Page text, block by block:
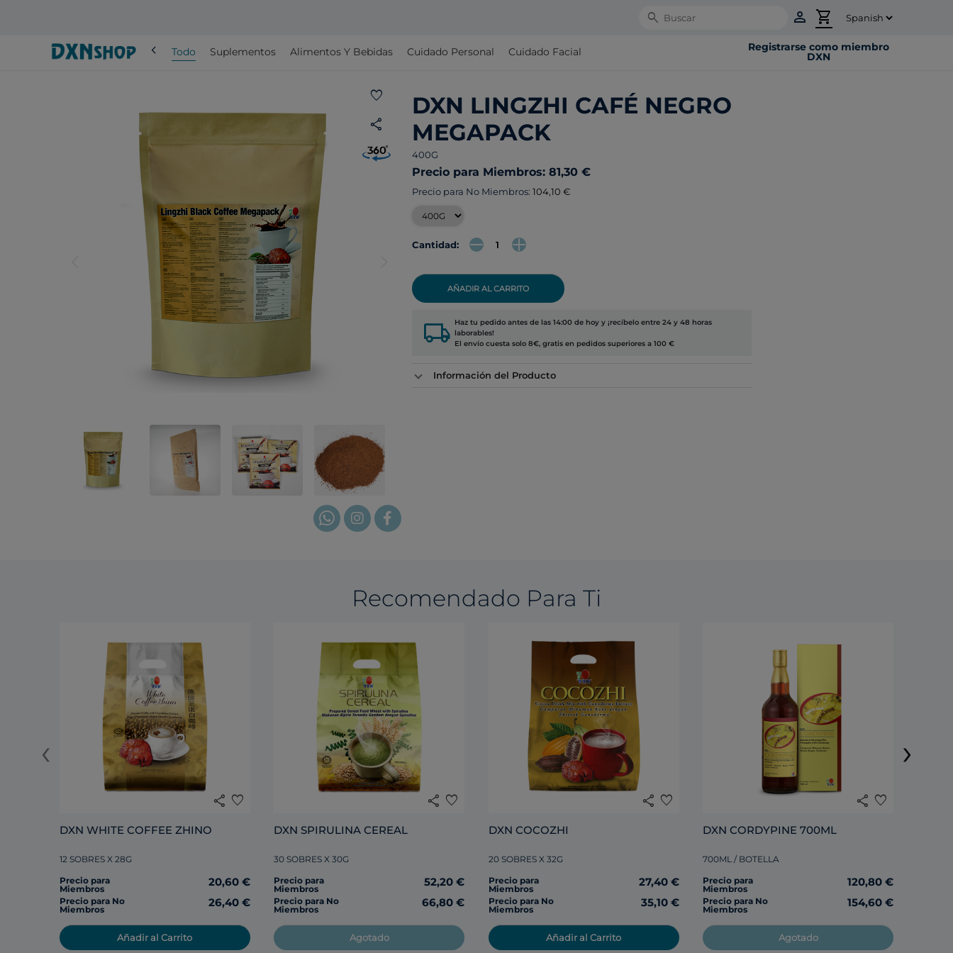
Search person shopping_cart
chevron_left Todo Suplementos Alimentos Y Bebidas Cuidado Personal Cuidado Facial Registrarse como miembro
DXN
favorite
share
DXN LINGZHI CAFÉ NEGRO
MEGAPACK
400G
Precio para Miembros: 81,30 €
Precio para No Miembros: 104,10 €
Cantidad:
AÑADIR AL CARRITO
local_shipping Haz tu pedido antes de las 14:00 de hoy y ¡recíbelo entre 24 y 48 horas
laborables!
El envío cuesta solo 8€, gratis en pedidos superiores a 100 €
Información del Producto
Recomendado Para Ti
share favorite
DXN WHITE COFFEE ZHINO
12 SOBRES X 28G
Precio para
Miembros
20,60 €
Precio para No
Miembros
26,40 €
Añadir al Carrito
share favorite
30 SOBRES X 30G
Precio para
Miembros
52,20 €
Precio para No
Miembros
66,80 €
Agotado
share favorite
DXN COCOZHI
20 SOBRES X 32G
Precio para
Miembros
27,40 €
Precio para No
Miembros
35,10 €
Añadir al Carrito
share favorite
DXN CORDYPINE 700ML
700ML / BOTELLA
Precio para
Miembros
120,80 €
Precio para No
Miembros
154,60 €
Agotado
‹ ›